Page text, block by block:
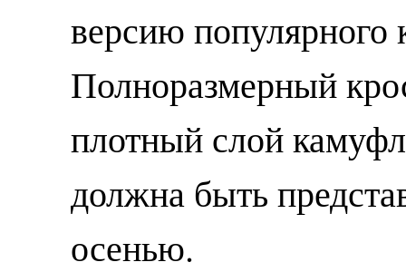
версию популярного
Полноразмерный
плотный слой
должна быть
осенью.